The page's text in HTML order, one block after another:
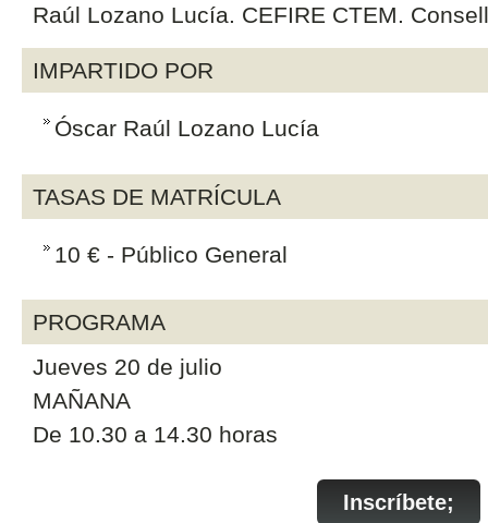
Raúl Lozano Lucía. CEFIRE CTEM.
IMPARTIDO POR
Óscar Raúl Lozano Lucía
TASAS DE MATRÍCULA
10 € - Público General
PROGRAMA
Jueves 20 de julio
MAÑANA
De 10.30 a 14.30 horas
Inscríbete;